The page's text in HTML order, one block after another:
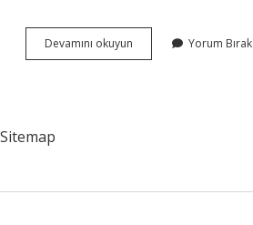
Devamını okuyun
Depremi
Yorum Bırak
Sitemap